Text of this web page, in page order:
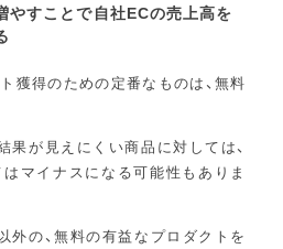
やすことで自社ECの売上高を
獲得のための定番なものは、無料
果が見えにくい商品に対しては、
マイナスになる可能性もありま
外の、無料の有益なプロダクトを